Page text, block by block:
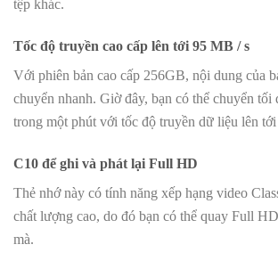
tệp khác.
Tốc độ truyền cao cấp lên tới 95 MB / s
Với phiên bản cao cấp 256GB, nội dung của
chuyển nhanh. Giờ đây, bạn có thể chuyển tối
trong một phút với tốc độ truyền dữ liệu lên
C10 để ghi và phát lại Full HD
Thẻ nhớ này có tính năng xếp hạng video
chất lượng cao, do đó bạn có thể quay Full
mà.